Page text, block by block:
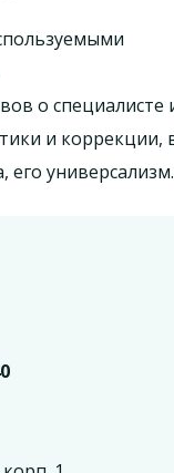
о специалисте
и коррекции,
его универсализм.